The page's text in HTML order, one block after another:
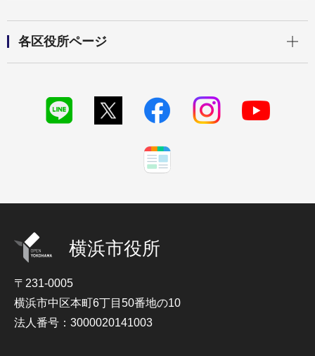
各区役所ページ
横浜市役所
〒231-0005
横浜市中区本町6丁目50番地の10
法人番号：3000020141003